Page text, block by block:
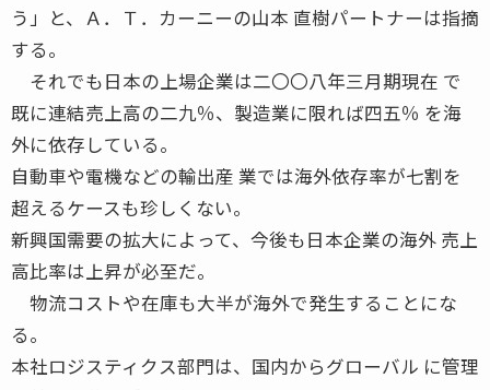
う」と、Ａ．Ｔ．カーニーの山本 直樹パートナーは指摘
する。
それでも日本の上場企業は二〇〇八年三月期現在 で
既に連結売上高の二九％、製造業に限れば四五％ を海
外に依存している。
自動車や電機などの輸出産 業では海外依存率が七割を
超えるケースも珍しくない。
新興国需要の拡大によって、今後も日本企業の海外 売上
高比率は上昇が必至だ。
物流コストや在庫も大半が海外で発生することにな
る。
本社ロジスティクス部門は、国内からグローバル に管理